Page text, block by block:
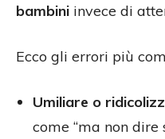
bambini invece di
Ecco gli errori più
Umiliare o
come “ma non dire